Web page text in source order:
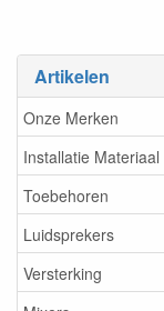
Artikelen
Onze Merken
Installatie Materiaal
Toebehoren
Luidsprekers
Versterking